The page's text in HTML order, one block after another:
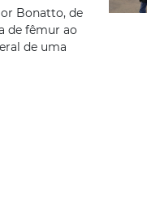
Bonatto, de
de fêmur ao
de uma